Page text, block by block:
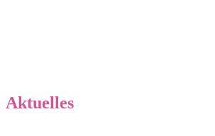
Aktuelles